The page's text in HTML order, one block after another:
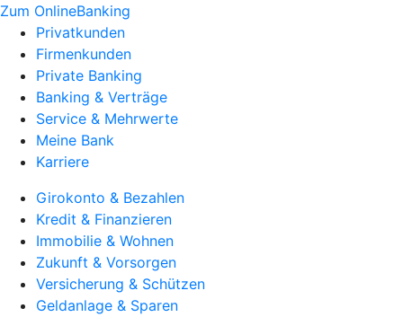
Zum OnlineBanking
Privatkunden
Firmenkunden
Private Banking
Banking & Verträge
Service & Mehrwerte
Meine Bank
Karriere
Girokonto & Bezahlen
Kredit & Finanzieren
Immobilie & Wohnen
Zukunft & Vorsorgen
Versicherung & Schützen
Geldanlage & Sparen